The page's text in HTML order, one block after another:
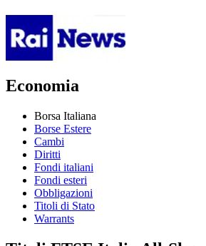
Economia
Borsa Italiana
Borse Estere
Cambi
Diritti
Fondi italiani
Fondi esteri
Obbligazioni
Titoli di Stato
Warrants